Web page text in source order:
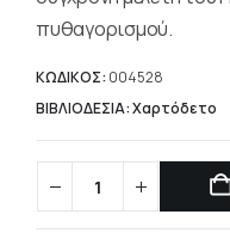
πυθαγορισμού.
ΚΩΔΙΚΟΣ: 004528
ΒΙΒΛΙΟΔΕΣΙΑ: Χαρτόδετο